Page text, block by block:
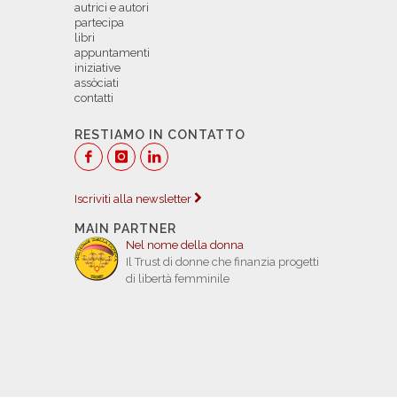
autrici e autori
partecipa
libri
appuntamenti
iniziative
assòciati
contatti
RESTIAMO IN CONTATTO
Iscriviti alla newsletter
MAIN PARTNER
Nel nome della donna
Il Trust di donne che finanzia progetti
di libertà femminile